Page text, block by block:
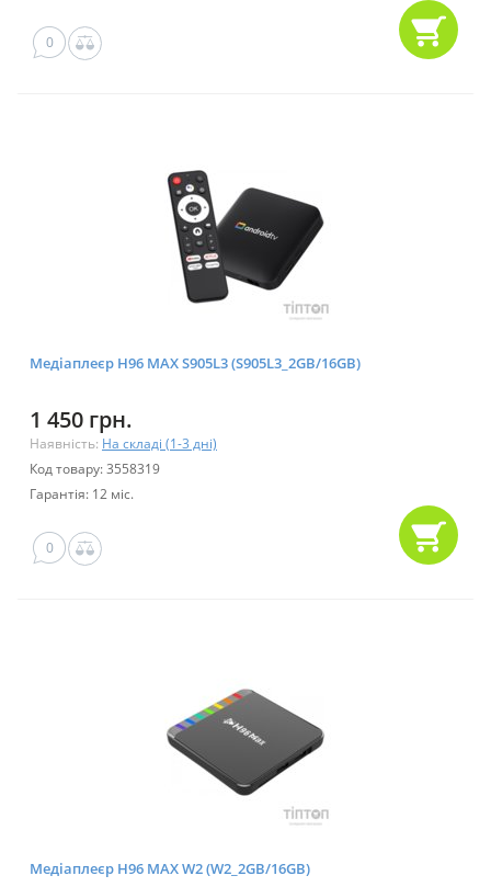
0
Медіаплеєр H96 MAX S905L3 (S905L3_2GB/16GB)
1 450 грн.
Наявність: На складі (1-3 дні)
Код товару: 3558319
Гарантія: 12 міс.
0
Медіаплеєр H96 MAX W2 (W2_2GB/16GB)